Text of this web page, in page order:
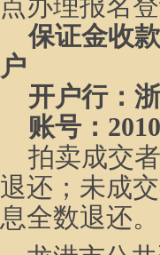
点办理报名
保证金收
户
开户行：
账号：
拍卖成交
退还；未成
息全数退还。